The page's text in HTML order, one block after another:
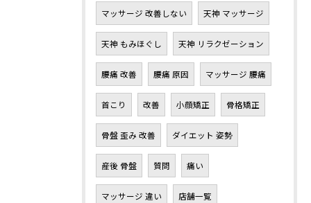
マッサージ 改善しない 天神 マッサージ
天神 もみほぐし 天神 リラクゼーション
腰痛 改善 腰痛 原因 マッサージ 腰痛
首こり 改善 小顔矯正 骨格矯正
骨盤 歪み 改善 ダイエット 姿勢
産後 骨盤 質問 痛い
マッサージ 違い 店舗一覧